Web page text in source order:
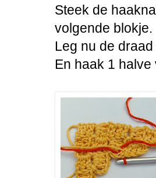
Steek de
volgende blokje.
Leg nu de
En haak 1